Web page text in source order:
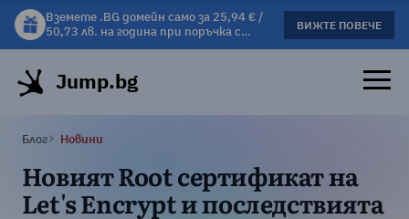
Вземете .BG домейн само за 25,94 € /
50,73 лв. на година при поръчка с
хостинг.
ВИЖТЕ ПОВЕЧЕ
Вземете подарък чаша с избрани
хостинг планове!
ВИЖΤΕ ПОВЕЧЕ
Jump.bg
Блог Новини
Новият Root сертификат на
Let's Encrypt и последствията